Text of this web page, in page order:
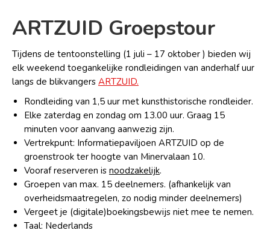
ARTZUID Groepstour
Tijdens de tentoonstelling (1 juli – 17 oktober ) bieden wij
elk weekend toegankelijke rondleidingen van anderhalf uur
langs de blikvangers ARTZUID.
Rondleiding van 1,5 uur met kunsthistorische rondleider.
Elke zaterdag en zondag om 13.00 uur. Graag 15
minuten voor aanvang aanwezig zijn.
Vertrekpunt: Informatiepaviljoen ARTZUID op de
groenstrook ter hoogte van Minervalaan 10.
Vooraf reserveren is noodzakelijk.
Groepen van max. 15 deelnemers. (afhankelijk van
overheidsmaatregelen, zo nodig minder deelnemers)
Vergeet je (digitale)boekingsbewijs niet mee te nemen.
Taal: Nederlands